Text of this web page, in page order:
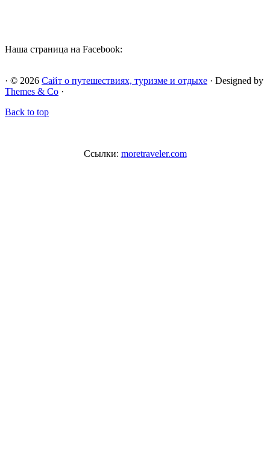
Наша страница на Facebook:
· © 2026 Сайт о путешествиях, туризме и отдыхе · Designed by
Themes & Co ·
Back to top
Ссылки: moretraveler.com